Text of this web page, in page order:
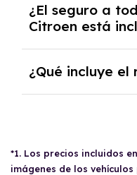
mejores ofertas
todos los gastos
entradas.
¿El seguro a
Citroen está
con el seguro a
incluido dentro de
¿Qué incluye
carretera y
*1. Los precios incluidos
imágenes de los